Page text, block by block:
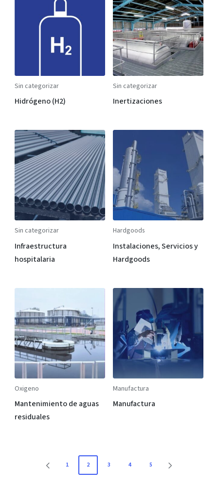
Sin categorizar
Hidrógeno (H2)
Sin categorizar
Inertizaciones
Sin categorizar
Infraestructura
hospitalaria
Hardgoods
Instalaciones, Servicios y
Hardgoods
Oxigeno
Mantenimiento de aguas
residuales
Manufactura
Manufactura
1 2 3 4 5